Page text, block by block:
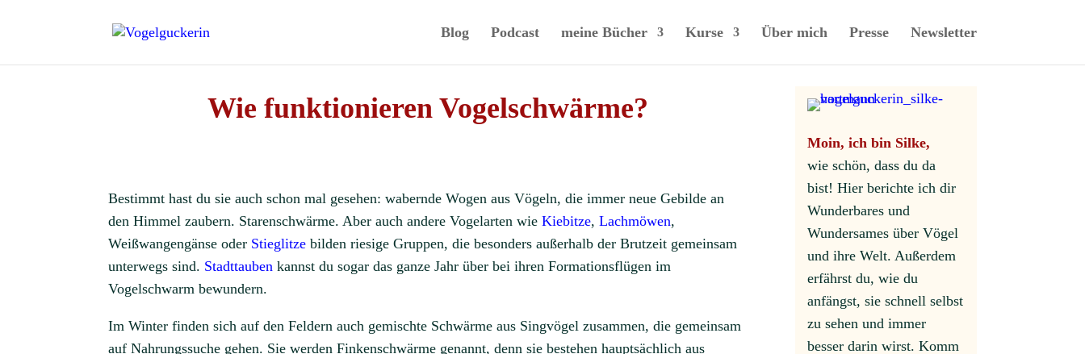
Blog Podcast meine Bücher Kurse Über mich Presse Newsletter
Wie funktionieren Vogelschwärme?
Bestimmt hast du sie auch schon mal gesehen: wabernde Wogen aus Vögeln, die immer neue Gebilde an
den Himmel zaubern. Starenschwärme. Aber auch andere Vogelarten wieKiebitze,Lachmöwen,
Weißwangengänse oder Stieglitze bilden riesige Gruppen, die besonders außerhalb der Brutzeit gemeinsam
unterwegs sind. Stadttauben kannst du sogar das ganze Jahr über bei ihren Formationsflügen im
Vogelschwarm bewundern.
Im Winter finden sich auf den Feldern auch gemischte Schwärme aus Singvögel zusammen, die gemeinsam
auf Nahrungssuche gehen. Sie werden Finkenschwärme genannt, denn sie bestehen hauptsächlich aus
Moin, ich bin Silke,
wie schön, dass du da
bist! Hier berichte ich dir
Wunderbares und
Wundersames über Vögel
und ihre Welt. Außerdem
erfährst du, wie du
anfängst, sie schnell selbst
zu sehen und immer
besser darin wirst. Komm